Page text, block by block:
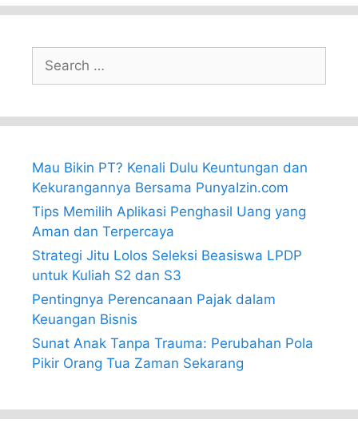
Search
for:
Mau Bikin PT? Kenali Dulu Keuntungan dan
Kekurangannya Bersama PunyaIzin.com
Tips Memilih Aplikasi Penghasil Uang yang
Aman dan Terpercaya
Strategi Jitu Lolos Seleksi Beasiswa LPDP
untuk Kuliah S2 dan S3
Pentingnya Perencanaan Pajak dalam
Keuangan Bisnis
Sunat Anak Tanpa Trauma: Perubahan Pola
Pikir Orang Tua Zaman Sekarang